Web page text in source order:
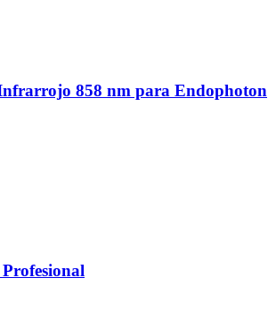
858 nm para Endophoton